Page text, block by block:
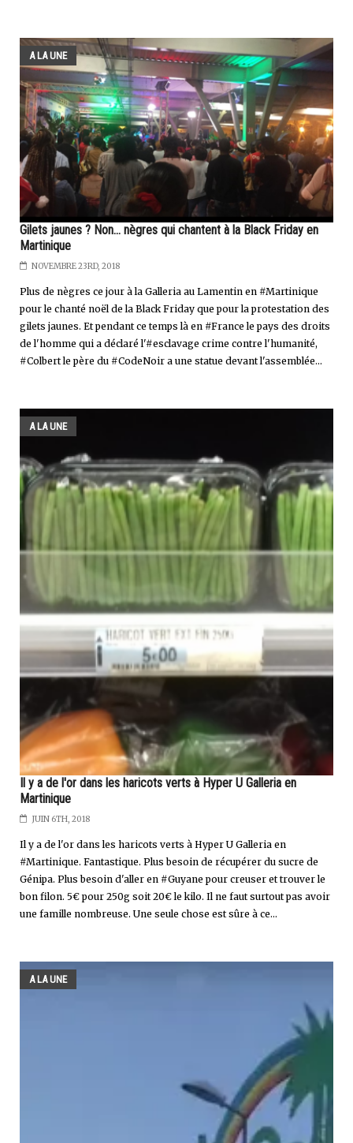
A LA UNE
Gilets jaunes ? Non... nègres qui chantent à la Black Friday en
Martinique
NOVEMBRE 23RD, 2018
Plus de nègres ce jour à la Galleria au Lamentin en #Martinique
pour le chanté noël de la Black Friday que pour la protestation des
gilets jaunes. Et pendant ce temps là en #France le pays des droits
de l'homme qui a déclaré l'#esclavage crime contre l'humanité,
#Colbert le père du #CodeNoir a une statue devant l'assemblée...
A LA UNE
Il y a de l'or dans les haricots verts à Hyper U Galleria en
Martinique
JUIN 6TH, 2018
Il y a de l'or dans les haricots verts à Hyper U Galleria en
#Martinique. Fantastique. Plus besoin de récupérer du sucre de
Génipa. Plus besoin d'aller en #Guyane pour creuser et trouver le
bon filon. 5€ pour 250g soit 20€ le kilo. Il ne faut surtout pas avoir
une famille nombreuse. Une seule chose est sûre à ce...
A LA UNE